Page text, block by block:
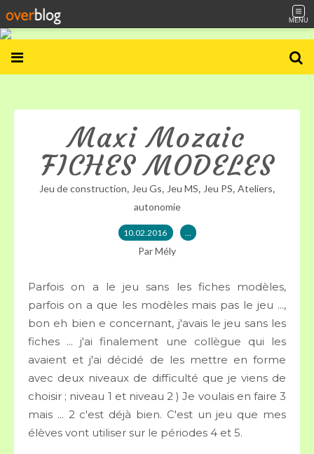
MENU
Maxi Mozaic
FICHES MODELES
Jeu de construction, Jeu Gs, Jeu MS, Jeu PS, Ateliers,
autonomie
10.02.2016 …
Par Mély
Parfois on a le jeu sans les fiches modèles,
parfois on a que les modèles mais pas le jeu ...,
bon eh bien e concernant, j'avais le jeu sans les
fiches ... j'ai finalement une collègue qui les
avaient et j'ai décidé de les mettre en forme
avec deux niveaux de difficulté que je viens de
choisir ; niveau 1 et niveau 2 ) Je voulais en faire 3
mais ... 2 c'est déjà bien. C'est un jeu que mes
élèves vont utiliser sur le périodes 4 et 5.